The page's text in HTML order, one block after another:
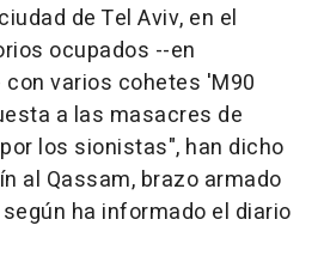
de Tel Aviv, en el
ocupados --en
varios cohetes 'M90
a las masacres de
los sionistas", han dicho
al Qassam, brazo armado
ha informado el diario